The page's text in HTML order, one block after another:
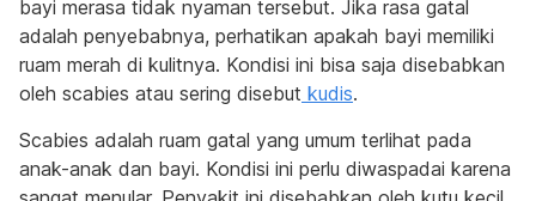
bayi merasa tidak nyaman tersebut. Jika rasa gatal
adalah penyebabnya, perhatikan apakah bayi memiliki
ruam merah di kulitnya. Kondisi ini bisa saja disebabkan
oleh scabies atau sering disebut kudis.
Scabies adalah ruam gatal yang umum terlihat pada
anak-anak dan bayi. Kondisi ini perlu diwaspadai karena